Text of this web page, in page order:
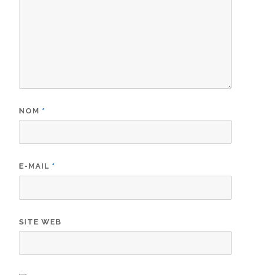
NOM *
E-MAIL *
SITE WEB